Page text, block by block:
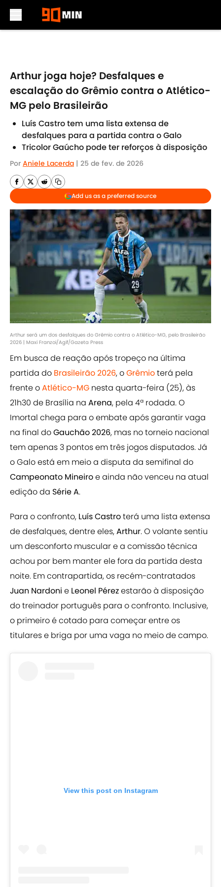
Arthur joga hoje? Desfalques e
escalação do Grêmio contra o Atlético-
MG pelo Brasileirão
Luís Castro tem uma lista extensa de
desfalques para a partida contra o Galo
Tricolor Gaúcho pode ter reforços à disposição
Por Aniele Lacerda | 25 de fev. de 2026
Add us as a preferred source
Arthur será um dos desfalques do Grêmio contra o Atlético-MG, pelo Brasileirão
2026 | Maxi Franzoi/Agif/Gazeta Press
Em busca de reação após tropeço na última
partida do Brasileirão 2026, oGrêmioterá pela
frente oAtlético-MG nesta quarta-feira (25), às
21h30 de Brasília na Arena, pela 4ª rodada. O
Imortal chega para o embate após garantir vaga
na final doGauchão 2026, mas no torneio nacional
tem apenas 3 pontos em três jogos disputados. Já
o Galo está em meio a disputa da semifinal do
Campeonato Mineiroe ainda não venceu na atual
edição da Série A.
Para o confronto, Luís Castroterá uma lista extensa
de desfalques, dentre eles,Arthur. O volante sentiu
um desconforto muscular e a comissão técnica
achou por bem manter ele fora da partida desta
noite. Em contrapartida, os recém-contratados
Juan Nardoni e Leonel Pérezestarão à disposição
do treinador português para o confronto. Inclusive,
o primeiro é cotado para começar entre os
titulares e briga por uma vaga no meio de campo.
View this post on Instagram